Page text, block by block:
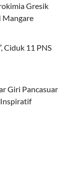
Gresik
Mangare
Ciduk 11 PNS
Giri Pancasuar
Inspiratif